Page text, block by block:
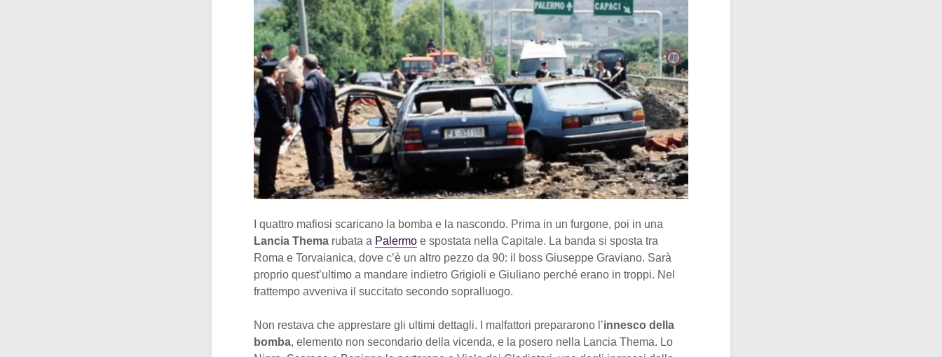
I quattro mafiosi scaricano la bomba e la nascondo. Prima in un furgone, poi in una
Lancia Thema rubata a Palermo e spostata nella Capitale. La banda si sposta tra
Roma e Torvaianica, dove c’è un altro pezzo da 90: il boss Giuseppe Graviano. Sarà
proprio quest’ultimo a mandare indietro Grigioli e Giuliano perché erano in troppi. Nel
frattempo avveniva il succitato secondo sopralluogo.
Non restava che apprestare gli ultimi dettagli. I malfattori prepararono l’innesco della
bomba, elemento non secondario della vicenda, e la posero nella Lancia Thema. Lo